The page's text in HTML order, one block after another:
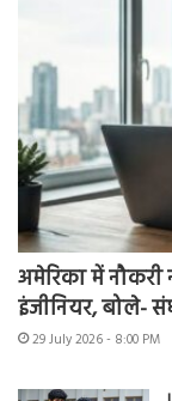
अमेरिका में नौकरी
इंजीनियर, बोले-
29 July 2026 - 8:00 PM